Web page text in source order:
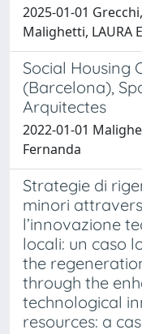
2025-01-01
Malighetti, LAURA
Social Housing
(Barcelona),
Arquitectes
2022-01-01
Fernanda
Strategie di
minori
l’innovazione
locali: un caso
the
through the
technological
resources: a